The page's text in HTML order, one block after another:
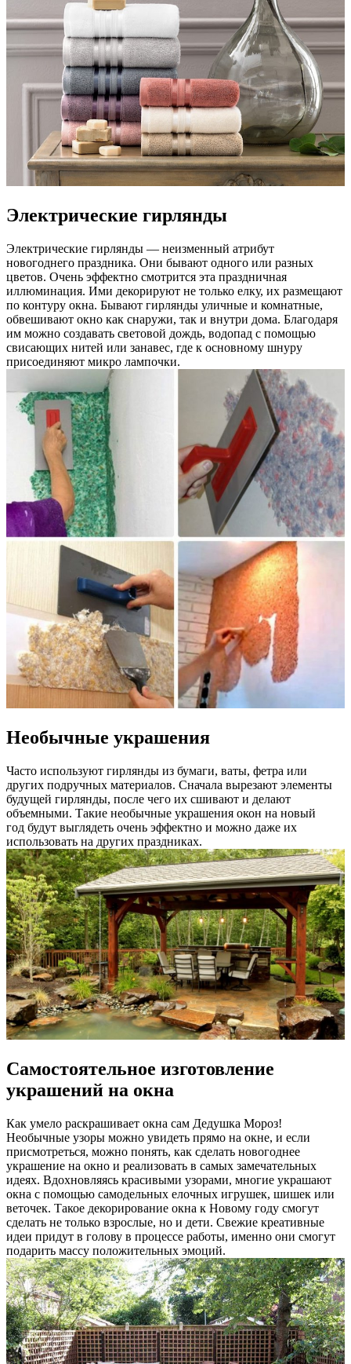
Электрические гирлянды
Электрические гирлянды — неизменный атрибут
новогоднего праздника. Они бывают одного или разных
цветов. Очень эффектно смотрится эта праздничная
иллюминация. Ими декорируют не только елку, их размещают
по контуру окна. Бывают гирлянды уличные и комнатные,
обвешивают окно как снаружи, так и внутри дома. Благодаря
им можно создавать световой дождь, водопад с помощью
свисающих нитей или занавес, где к основному шнуру
присоединяют микро лампочки.
Необычные украшения
Часто используют гирлянды из бумаги, ваты, фетра или
других подручных материалов. Сначала вырезают элементы
будущей гирлянды, после чего их сшивают и делают
объемными. Такие необычные украшения окон на новый
год будут выглядеть очень эффектно и можно даже их
использовать на других праздниках.
Самостоятельное изготовление
украшений на окна
Как умело раскрашивает окна сам Дедушка Мороз!
Необычные узоры можно увидеть прямо на окне, и если
присмотреться, можно понять, как сделать новогоднее
украшение на окно и реализовать в самых замечательных
идеях. Вдохновляясь красивыми узорами, многие украшают
окна с помощью самодельных елочных игрушек, шишек или
веточек. Такое декорирование окна к Новому году смогут
сделать не только взрослые, но и дети. Свежие креативные
идеи придут в голову в процессе работы, именно они смогут
подарить массу положительных эмоций.